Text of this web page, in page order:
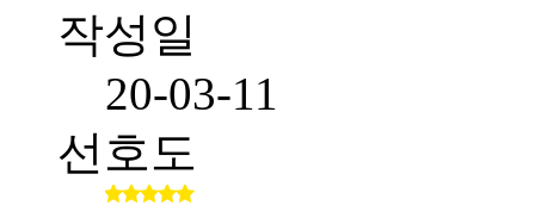
작성일
20-03-11
선호도